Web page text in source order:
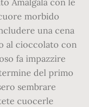
morbido
una cena
al cioccolato con
fa impazzire
del primo
sembrare
cuocerle